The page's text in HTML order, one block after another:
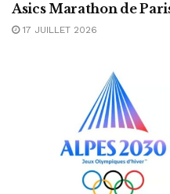
Asics Marathon de
17 JUILLET 2026